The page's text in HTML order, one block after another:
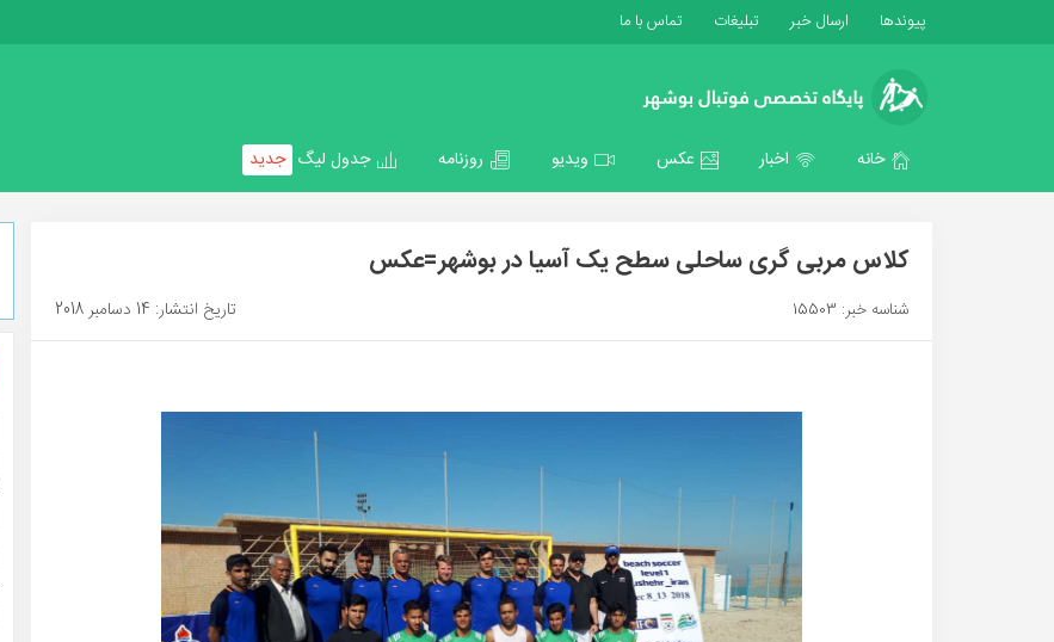
پیوندها ارسال خبر تبلیغات تماس با ما
خانه اخبار عکس ویدیو روزنامه جدول لیگ جدید
کلاس مربی گری ساحلی سطح یک آسیا در بوشهر=عکس
شناسه خبر: 15503 تاریخ انتشار: 14 دسامبر 2018